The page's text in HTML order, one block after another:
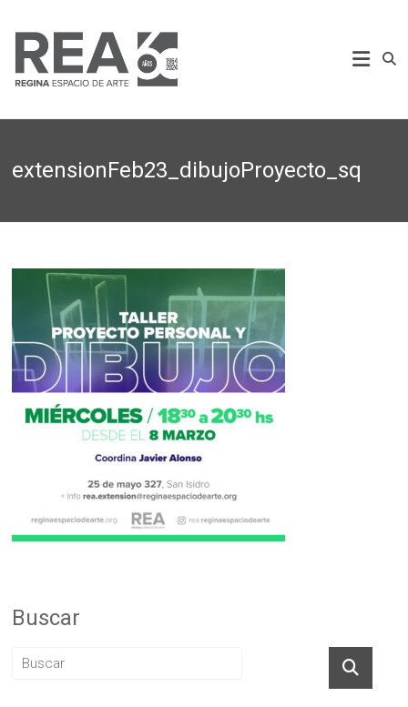
contenido
REA
Regina
extensionFeb23_dibujoProyecto_sq
Buscar